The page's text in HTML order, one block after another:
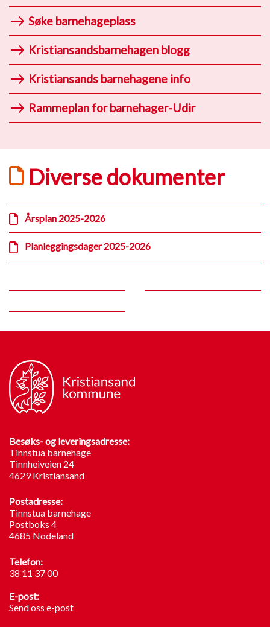
Søke barnehageplass
Kristiansandsbarnehagen blogg
Kristiansands barnehagene info
Rammeplan for barnehager-Udir
Diverse dokumenter
Årsplan 2025-2026
Planleggingsdager 2025-2026
Besøks- og leveringsadresse:
Tinnstua barnehage
Tinnheiveien 24
4629 Kristiansand
Postadresse:
Tinnstua barnehage
Postboks 4
4685 Nodeland
Telefon:
38 11 37 00
E-post:
Send oss e-post